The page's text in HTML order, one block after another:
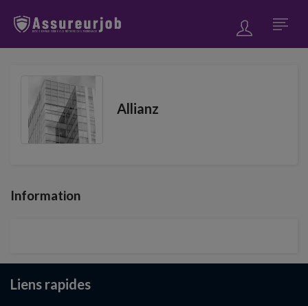
Allianz
Information
Liens rapides